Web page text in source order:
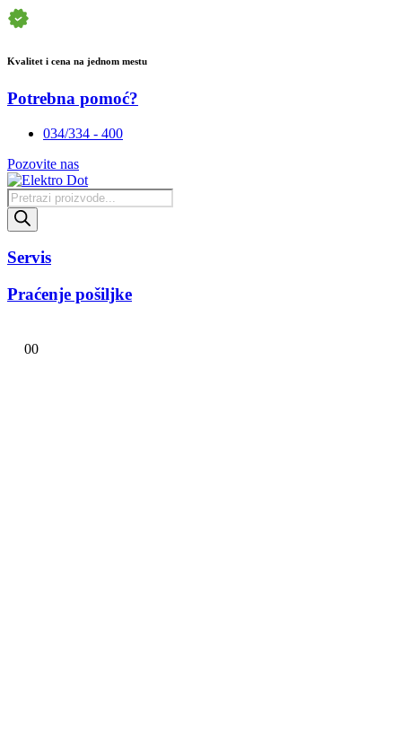
Kvalitet i cena na jednom mestu
Potrebna pomoć?
034/334 - 400
Pozovite nas
Products
search
Servis
Praćenje pošiljke
00